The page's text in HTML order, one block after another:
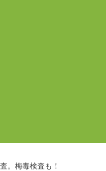
。梅毒検査も！